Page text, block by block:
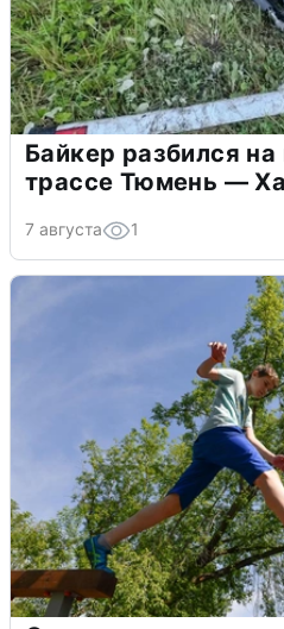
Байкер разбился
трассе Тюмень —
7 августа 1